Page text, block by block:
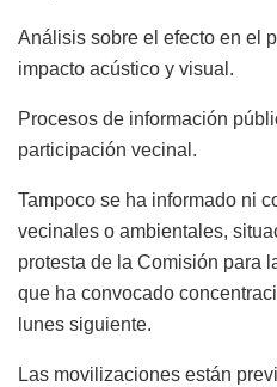
Análisis sobre el efecto en el
impacto acústico y visual.
Procesos de información
participación vecinal.
Tampoco se ha informado ni
vecinales o ambientales,
protesta de la Comisión para
que ha convocado
lunes siguiente.
Las movilizaciones están